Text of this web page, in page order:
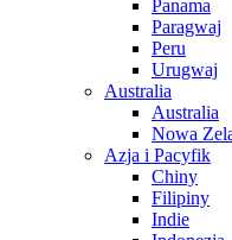
Panama
Paragwaj
Peru
Urugwaj
Australia
Australia
Nowa
Azja i Pacyfik
Chiny
Filipiny
Indie